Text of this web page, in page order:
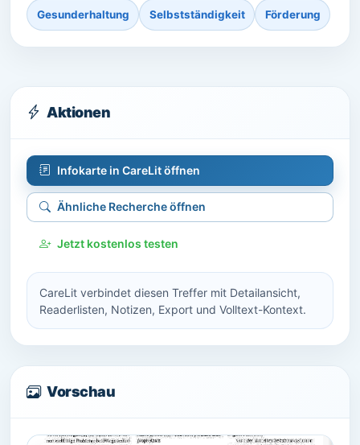
Gesunderhaltung Selbstständigkeit Förderung
Aktionen
Infokarte in CareLit öffnen
Ähnliche Recherche öffnen
Jetzt kostenlos testen
CareLit verbindet diesen Treffer mit Detailansicht,
Readerlisten, Notizen, Export und Volltext-Kontext.
Vorschau